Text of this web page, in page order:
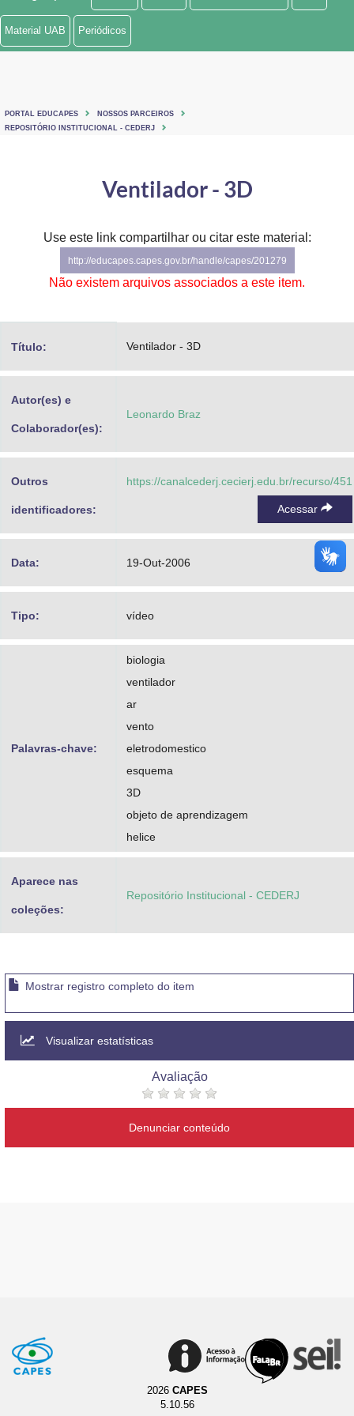
Ministério de Minas e Energia
Ministério do Turismo
Controladoria-Geral da União
Advocacia-Geral da União
Banco Central do Brasil
Material UAB Periódicos
PORTAL EDUCAPES
NOSSOS PARCEIROS
REPOSITÓRIO INSTITUCIONAL - CEDERJ
Ventilador - 3D
Use este link compartilhar ou citar este material:
http://educapes.capes.gov.br/handle/capes/201279
Não existem arquivos associados a este item.
Título: Ventilador - 3D
Autor(es) e
Colaborador(es):
Leonardo Braz
Outros
identificadores:
https://canalcederj.cecierj.edu.br/recurso/451
Acessar
Data: 19-Out-2006
Tipo: vídeo
Palavras-chave:
biologia
ventilador
ar
vento
eletrodomestico
esquema
3D
objeto de aprendizagem
helice
Aparece nas
coleções:
Repositório Institucional - CEDERJ
Mostrar registro completo do item
Visualizar estatísticas
Avaliação
Denunciar conteúdo
2026 CAPES
5.10.56